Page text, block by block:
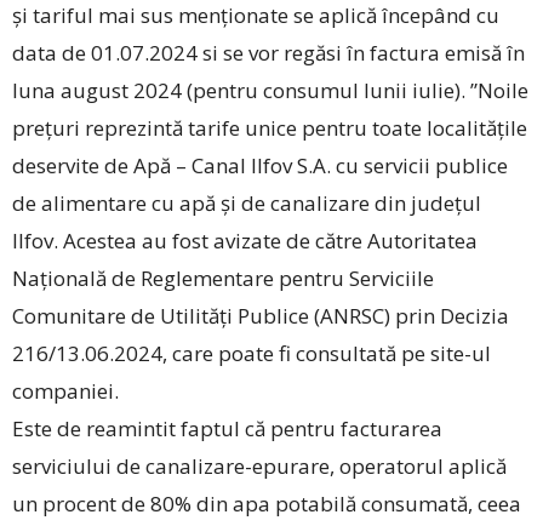
și tariful mai sus menționate se aplică începând cu
data de 01.07.2024 si se vor ­regăsi în factura emisă în
luna august 2024 (pentru consumul lunii iulie). ”Noile
prețuri reprezintă tarife unice pentru toate localitățile
deservite de Apă – Canal Ilfov S.A. cu servicii publice
de alimentare cu apă și de canalizare din județul
Ilfov. Acestea au fost avizate de către Autoritatea
Națională de Reglementare pentru Serviciile
Comunitare de Utilități Publice (ANRSC) prin Decizia
216/13.06.2024, care poate fi consultată pe site-ul
companiei.
Este de reamintit faptul că pentru facturarea
serviciului de canalizare-epurare, operatorul aplică
un procent de 80% din apa potabilă consumată, ceea